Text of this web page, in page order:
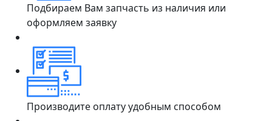
Подбираем Вам запчасть из наличия или
оформляем заявку
Производите оплату удобным способом